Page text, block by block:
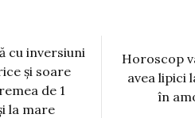
cu inversiuni
şi soare
de 1
la mare
Horoscop
avea lipici
în